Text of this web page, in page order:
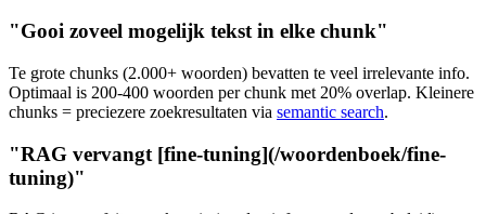
"Gooi zoveel mogelijk tekst in elke chunk"
Te grote chunks (2.000+ woorden) bevatten te veel irrelevante info.
Optimaal is 200-400 woorden per chunk met 20% overlap. Kleinere
chunks = preciezere zoekresultaten via semantic search.
"RAG vervangt [fine-tuning](/woordenboek/fine-
tuning)"